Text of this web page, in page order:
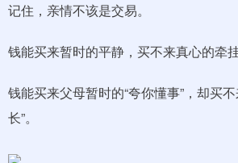
记住，亲情不该是交易。
钱能买来暂时的平静，买不来真心的牵挂
钱能买来父母暂时的“夸你懂事”，却买
长”。